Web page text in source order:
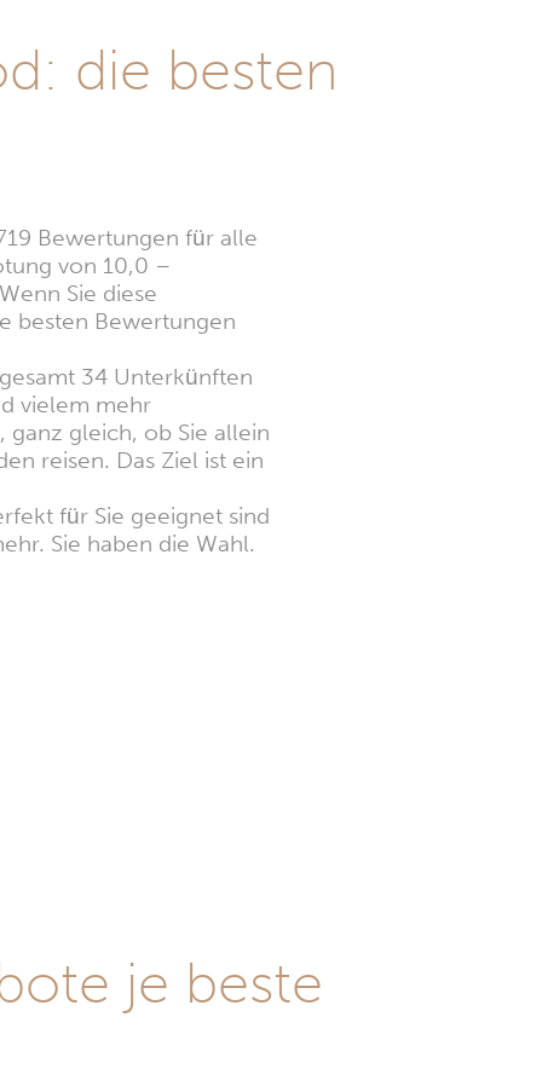
die besten
Bewertungen für alle
von 10,0 –
Sie diese
besten Bewertungen
34 Unterkünften
vielem mehr
ganz gleich, ob Sie allein
reisen. Das Ziel ist ein
für Sie geeignet sind
Sie haben die Wahl.
je beste